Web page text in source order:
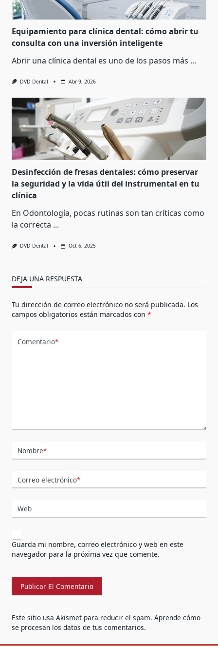
Equipamiento para clínica dental: cómo abrir tu
consulta con una inversión inteligente
Abrir una clínica dental es uno de los pasos más ...
DVD Dental Abr 9, 2026
Desinfección de fresas dentales: cómo preservar
la seguridad y la vida útil del instrumental en tu
clínica
En Odontología, pocas rutinas son tan críticas como
la correcta ...
DVD Dental Oct 6, 2025
DEJA UNA RESPUESTA
Tu dirección de correo electrónico no será publicada. Los
campos obligatorios están marcados con *
Comentario*
Nombre*
Correo electrónico*
Web
Guarda mi nombre, correo electrónico y web en este
navegador para la próxima vez que comente.
Este sitio usa Akismet para reducir el spam. Aprende cómo
se procesan los datos de tus comentarios.